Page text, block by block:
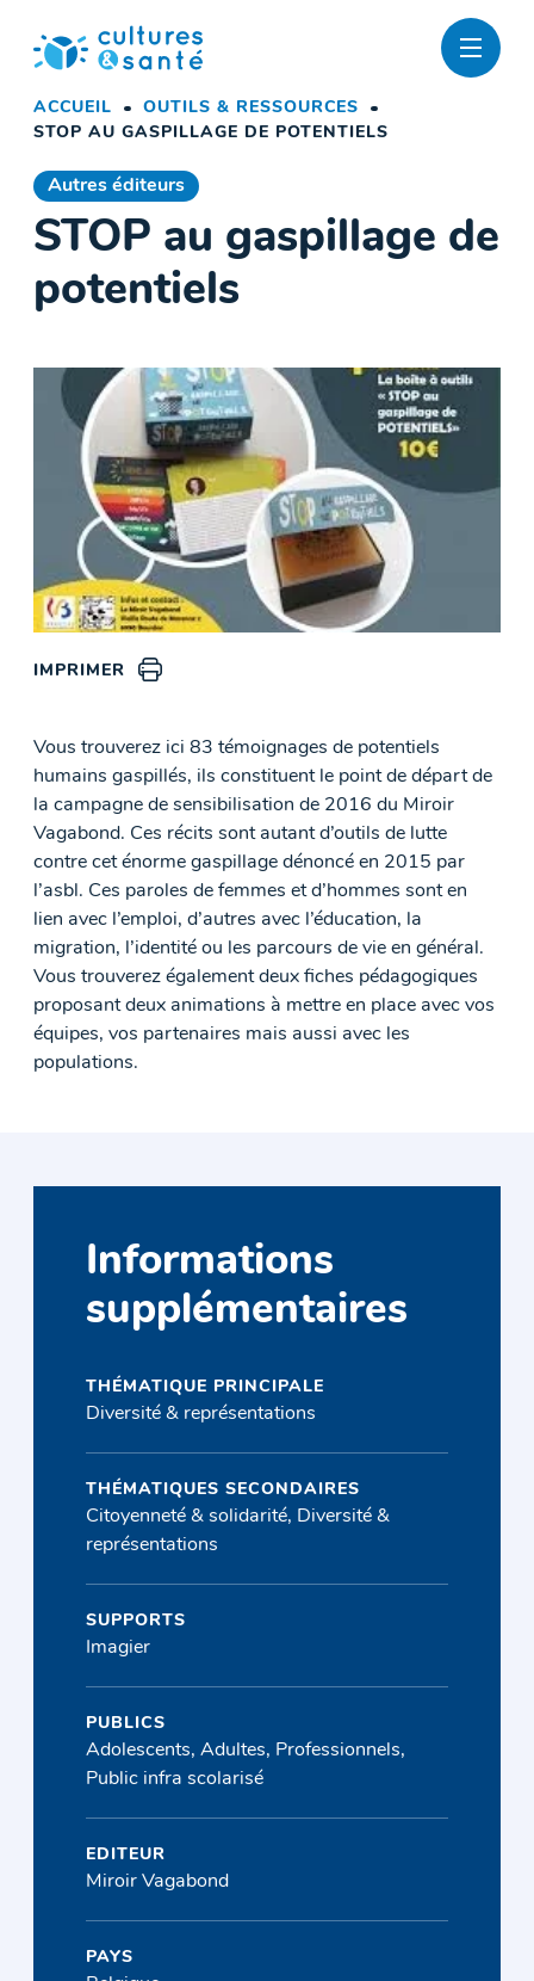
contenu
ACCUEIL
OUTILS & RESSOURCES
STOP AU GASPILLAGE DE POTENTIELS
Autres éditeurs
STOP au gaspillage de
potentiels
IMPRIMER
Vous trouverez ici 83 témoignages de potentiels
humains gaspillés, ils constituent le point de départ de
la campagne de sensibilisation de 2016 du Miroir
Vagabond. Ces récits sont autant d’outils de lutte
contre cet énorme gaspillage dénoncé en 2015 par
l’asbl. Ces paroles de femmes et d’hommes sont en
lien avec l’emploi, d’autres avec l’éducation, la
migration, l’identité ou les parcours de vie en général.
Vous trouverez également deux fiches pédagogiques
proposant deux animations à mettre en place avec vos
équipes, vos partenaires mais aussi avec les
populations.
Informations
supplémentaires
THÉMATIQUE PRINCIPALE
Diversité & représentations
THÉMATIQUES SECONDAIRES
Citoyenneté & solidarité, Diversité &
représentations
SUPPORTS
Imagier
PUBLICS
Adolescents, Adultes, Professionnels,
Public infra scolarisé
EDITEUR
Miroir Vagabond
PAYS